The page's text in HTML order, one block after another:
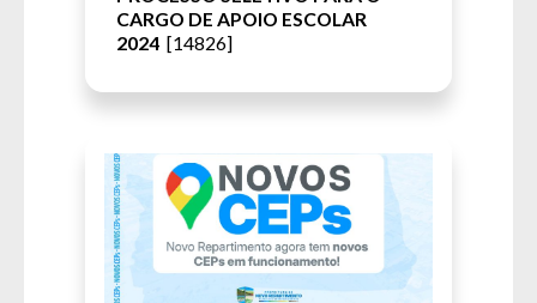
CARGO DE APOIO ESCOLAR
2024 [14826]